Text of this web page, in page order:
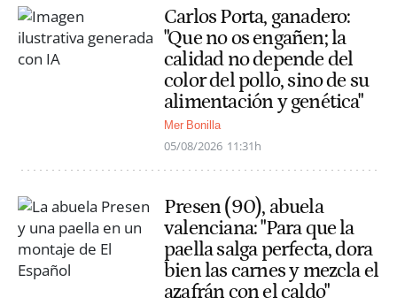
Carlos Porta, ganadero:
"Que no os engañen; la
calidad no depende del
color del pollo, sino de su
alimentación y genética"
Mer Bonilla
05/08/2026 11:31h
Presen (90), abuela
valenciana: "Para que la
paella salga perfecta, dora
bien las carnes y mezcla el
azafrán con el caldo"